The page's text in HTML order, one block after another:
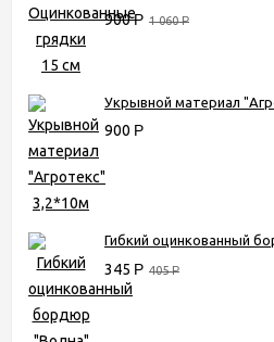
900Р 1 060Р
Укрывной материал
900 Р
Гибкий оцинкованный
345 Р 405Р